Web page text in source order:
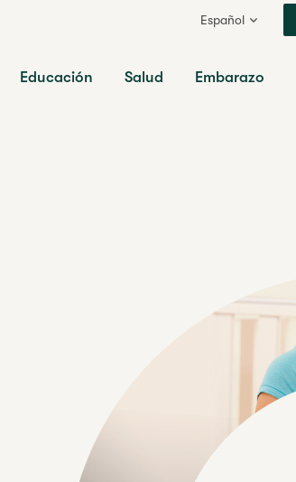
Español
Educación Salud Embarazo